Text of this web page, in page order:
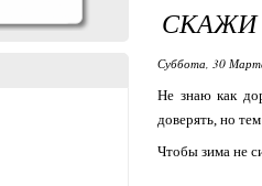
СКАЖИ
Суббота, 30
Не знаю как
доверять, но
Чтобы зима не